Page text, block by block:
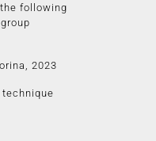
following
2023